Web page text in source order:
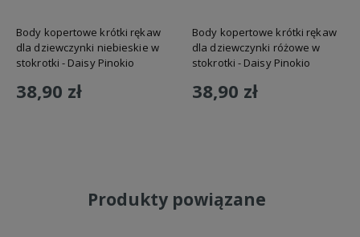
Odzież jest łatwopalna – trzymać z dala od otwartego ognia, gorących
powierzchni i źródeł iskier.
Podmiot odpowiedzialny
Body kopertowe krótki rękaw
dla dziewczynki niebieskie w
stokrotki - Daisy Pinokio
38,90 zł
Body kopertowe krótki rękaw
dla dziewczynki różowe w
stokrotki - Daisy Pinokio
38,90 zł
Produkty powiązane